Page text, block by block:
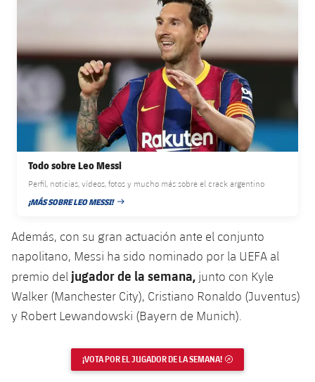
Clasificaciones
Jugadores
Fotos
Historia
Resultados
Jugadores
Clasificaciones
Barça C
Junior
Juvenil
Infantil
Alevín
PLUSICON
MÁS
Información general
plusicon
Noticias
Atletismo
plusicon
más
Actualidad
Masculino
Femenino
Baloncesto en silla de ruedas
plusicon
más
Actualidad
Jugadores
Calendario
Resultados
Hockey sobre hielo
plusicon
más
Actualidad
Jugadores
Calendario
Resultados
Hockey hierba
Noticias
Hockey Hierba Masculino
Hockey Hierba Femenino
Patinaje artístico
Actualidad
Plantilla
Escuela de Patinaje
plusicon
Todo sobre Leo Messi
Perfil, noticias, vídeos, fotos y mucho más sobre el crack argentino
¡MÁS SOBRE LEO MESSI!
FECHA DE PUBLICACIÓN
Además, con su gran actuación ante el conjunto
napolitano, Messi ha sido nominado por la UEFA al
premio del jugador de la semana, junto con Kyle
Walker (Manchester City), Cristiano Ronaldo (Juventus)
y Robert Lewandowski (Bayern de Munich).
¡VOTA POR EL JUGADOR DE LA SEMANA!